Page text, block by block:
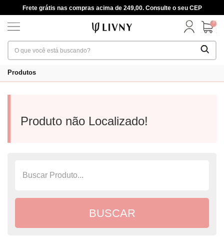
Frete grátis nas compras acima de 249,00. Consulte o seu CEP
0
Produtos
Produto não Localizado!